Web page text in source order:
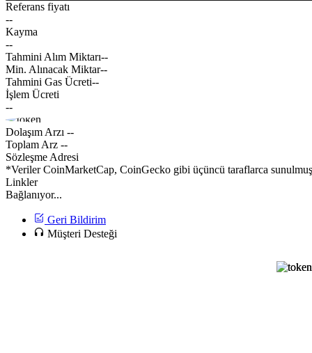
Referans fiyatı
--
Kayma
--
Tahmini Alım Miktarı--
Min. Alınacak Miktar--
Tahmini Gas Ücreti--
İşlem Ücreti
--
Dolaşım Arzı --
Toplam Arz --
Sözleşme Adresi
*Veriler CoinMarketCap, CoinGecko gibi üçüncü taraflarca
Linkler
Bağlanıyor...
Geri Bildirim
Müşteri Desteği